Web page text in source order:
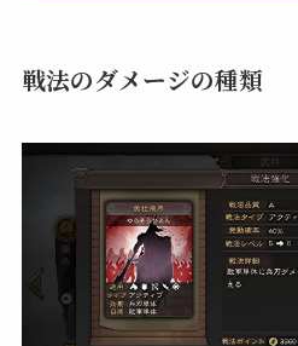
戦法のダメージの種類